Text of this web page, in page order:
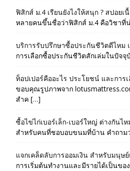
ฟิสิกส์ ม.4 เรียนยังไงให้สนุก ? สปอยเ
หลายคนขึ้นชื่อว่าฟิสิกส์ ม.4 คือวิชาที่
บริการรับปรึกษาซื้อประกันชีวิตดีไหม
การเลือกซื้อประกันชีวิตสักเล่มในปัจจุ
ท็อปเปอร์คืออะไร ประโยชน์ และการ
ขอบคุณรูปภาพจาก
สำค […]
ซื้อไข่ไก่เบอร์เล็ก-เบอร์ใหญ่ ต่างกันไห
สำหรับคนที่ชอบอบขนมที่บ้าน คำถาม
แจกเคล็ดลับการออมเงิน สำหรับมนุษ
การเริ่มต้นทำงานและมีรายได้เป็นขอ